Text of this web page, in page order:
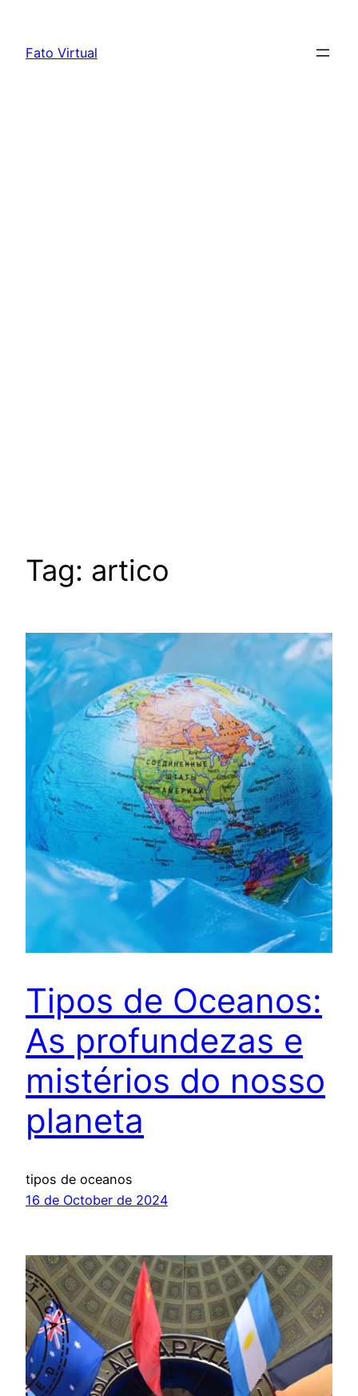
content
Fato Virtual
Tag: artico
Tipos de Oceanos:
As profundezas e
mistérios do nosso
planeta
tipos de oceanos
16 de October de 2024